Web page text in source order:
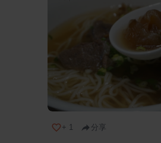
+ 1 分享